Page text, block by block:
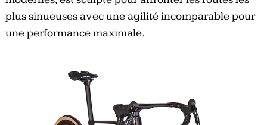
plus sinueuses avec une agilité incomparable pour
une performance maximale.